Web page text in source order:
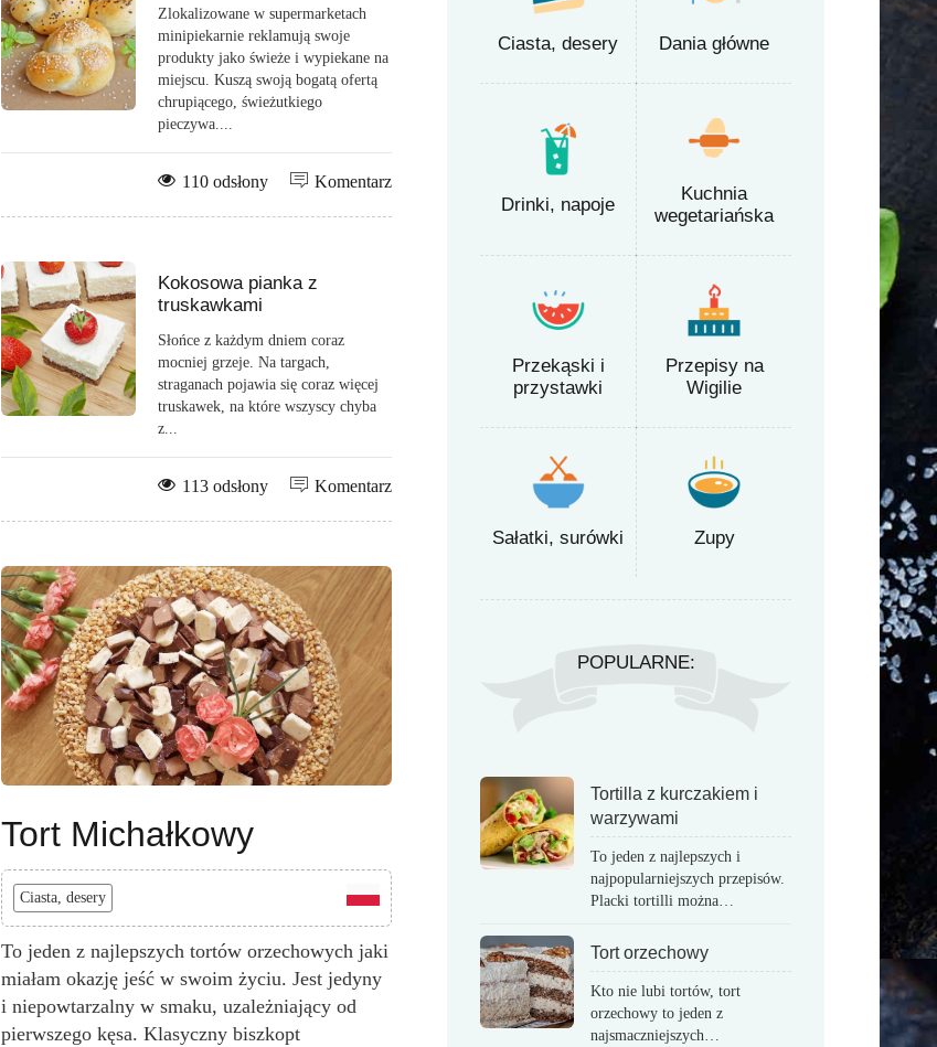
Zlokalizowane w supermarketach
minipiekarnie reklamują swoje
produkty jako świeże i wypiekane na
miejscu. Kuszą swoją bogatą ofertą
chrupiącego, świeżutkiego
pieczywa....
Komentarz
110 odsłony
Kokosowa pianka z
truskawkami
Słońce z każdym dniem coraz
mocniej grzeje. Na targach,
straganach pojawia się coraz więcej
truskawek, na które wszyscy chyba
z...
Komentarz
113 odsłony
Tort Michałkowy
Ciasta, desery
To jeden z najlepszych tortów orzechowych jaki
miałam okazję jeść w swoim życiu. Jest jedyny
i niepowtarzalny w smaku, uzależniający od
pierwszego kęsa. Klasyczny biszkopt
Ciasta, desery Dania główne
Drinki, napoje
Kuchnia
wegetariańska
Przekąski i
przystawki
Przepisy na
Wigilie
Sałatki, surówki Zupy
POPULARNE:
Tortilla z kurczakiem i
warzywami
To jeden z najlepszych i
najpopularniejszych przepisów.
Placki tortilli można…
Tort orzechowy
Kto nie lubi tortów, tort
orzechowy to jeden z
najsmaczniejszych…